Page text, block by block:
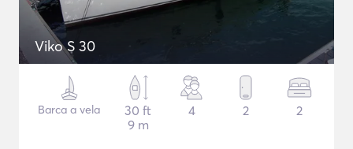
Viko S 30
Barca a vela
30 ft
9 m
4 2 2